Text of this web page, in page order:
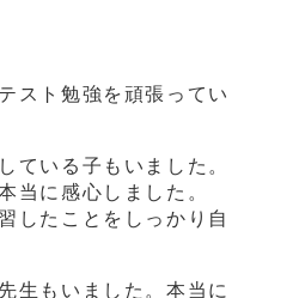
スト勉強を頑張ってい
ている子もいました。
当に感心しました。
したことをしっかり自
生もいました。本当に